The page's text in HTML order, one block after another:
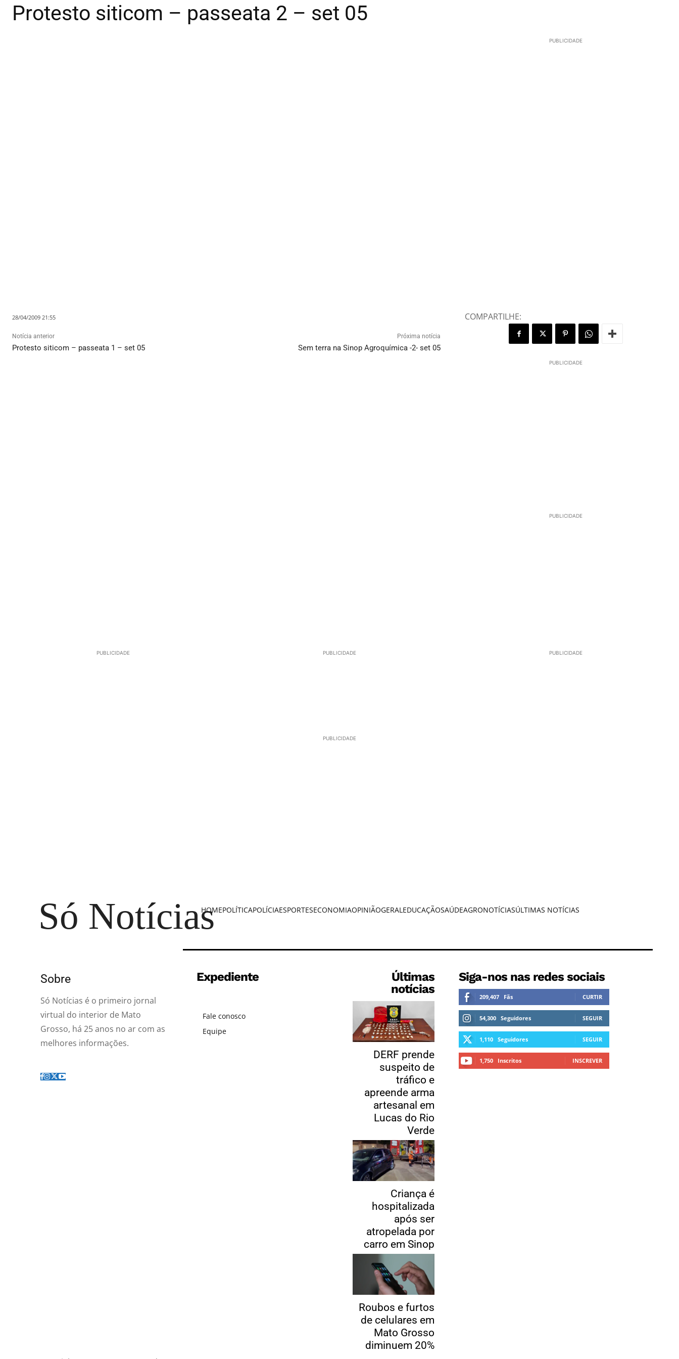
Protesto siticom – passeata 2 – set 05
PUBLICIDADE
28/04/2009 21:55
Notícia anterior
Protesto siticom – passeata 1 – set 05
Próxima notícia
Sem terra na Sinop Agroquímica -2- set 05
COMPARTILHE:
PUBLICIDADE
PUBLICIDADE
PUBLICIDADE PUBLICIDADE PUBLICIDADE
PUBLICIDADE
Só Notícias
HOMEPOLÍTICAPOLÍCIAESPORTESECONOMIAOPINIÃOGERALEDUCAÇÃOSAÚDEAGRONOTÍCIASÚLTIMAS NOTÍCIAS
Sobre
Só Notícias é o primeiro jornal
virtual do interior de Mato
Grosso, há 25 anos no ar com as
melhores informações.
Expediente
Fale conosco
Equipe
Últimas
notícias
DERF prende
suspeito de
tráfico e
apreende arma
artesanal em
Lucas do Rio
Verde
Criança é
hospitalizada
após ser
atropelada por
carro em Sinop
Roubos e furtos
de celulares em
Mato Grosso
diminuem 20%
Siga-nos nas redes sociais
209,407 Fãs CURTIR
54,300 Seguidores SEGUIR
1,110 Seguidores SEGUIR
1,750 Inscritos INSCREVER